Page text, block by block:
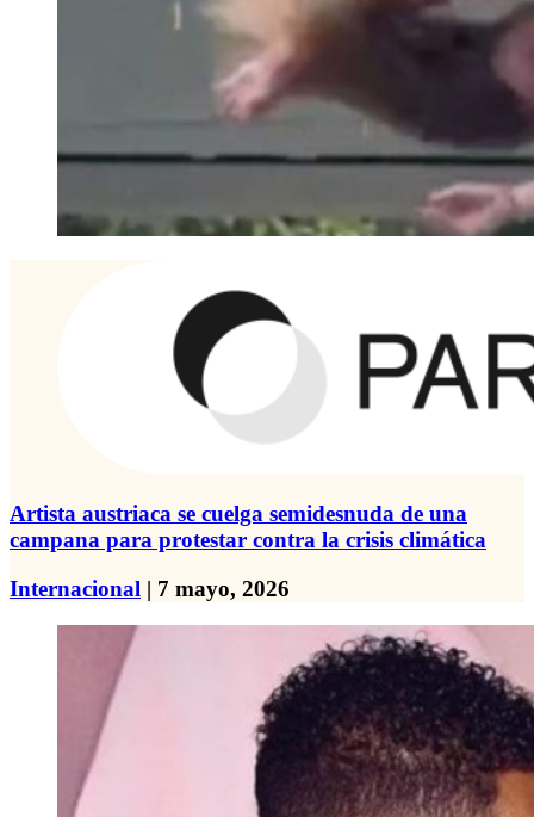
Artista austriaca se cuelga semidesnuda de una
campana para protestar contra la crisis climática
Internacional | 7 mayo, 2026